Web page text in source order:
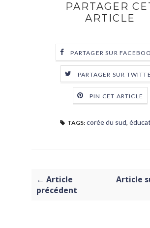
PARTAGER
ARTICLE
PARTAGER SUR
PARTAGER SUR
PIN CET ARTICLE
TAGS: corée du sud,
← Article
précédent
Article